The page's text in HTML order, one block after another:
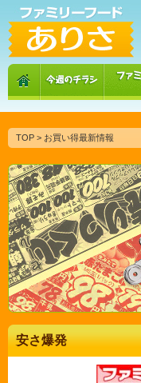
TOP > お買い得最新情報
安さ爆発